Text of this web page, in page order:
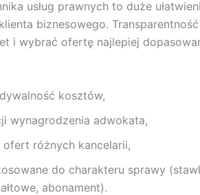
usług prawnych to duże
biznesowego.
i wybrać ofertę najlepiej
kosztów,
wynagrodzenia adwokata,
ofert różnych kancelarii,
do charakteru sprawy
abonament).